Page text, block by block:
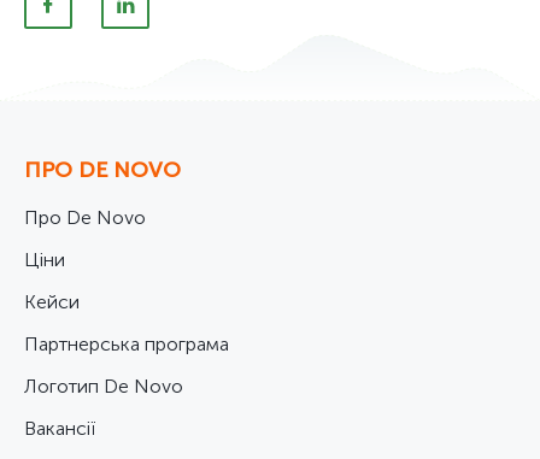
ПРО DE NOVO
Про De Novo
Ціни
Кейси
Партнерська програма
Логотип De Novo
Вакансії